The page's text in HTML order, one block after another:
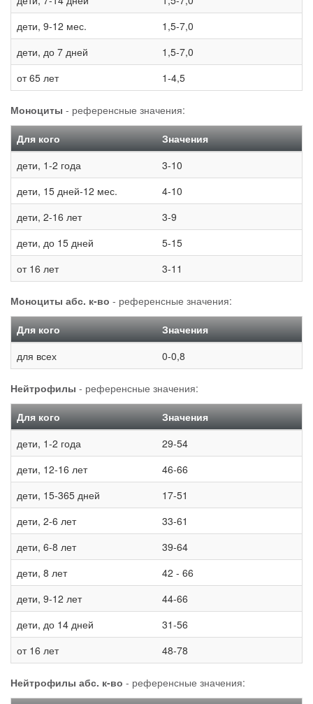
дети, 9-12 мес.
1,5-7,0
дети, до 7 дней
1,5-7,0
от 65 лет
1-4,5
Моноциты - референсные значения:
Для кого
Значения
дети, 1-2 года
3-10
дети, 15 дней-12 мес.
4-10
дети, 2-16 лет
3-9
дети, до 15 дней
5-15
от 16 лет
3-11
Моноциты абс. к-во - референсные значения:
Для кого
Значения
для всех
0-0,8
Нейтрофилы - референсные значения:
Для кого
Значения
дети, 1-2 года
29-54
дети, 12-16 лет
46-66
дети, 15-365 дней
17-51
дети, 2-6 лет
33-61
дети, 6-8 лет
39-64
дети, 8 лет
42 - 66
дети, 9-12 лет
44-66
дети, до 14 дней
31-56
от 16 лет
48-78
Нейтрофилы абс. к-во - референсные значения: